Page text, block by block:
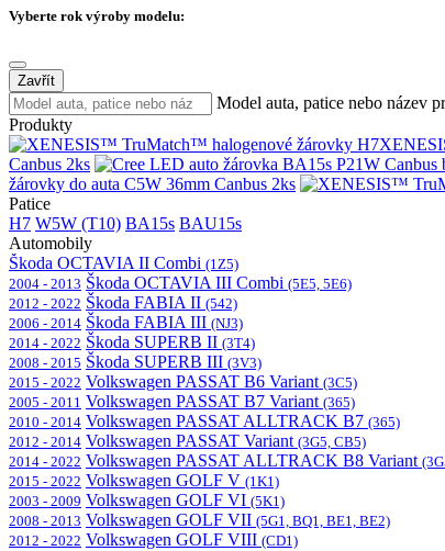
Vyberte rok výroby modelu:
Zavřít
Model auta, patice nebo název
Produkty
Canbus 2ks
žárovky do auta C5W 36mm Canbus 2ks
Patice
H7 W5W (T10) BA15s BAU15s
Automobily
Škoda OCTAVIA II Combi (1Z5)
2004 - 2013 Škoda OCTAVIA III Combi (5E5, 5E6)
2012 - 2022 Škoda FABIA II (542)
2006 - 2014 Škoda FABIA III (NJ3)
2014 - 2022 Škoda SUPERB II (3T4)
2008 - 2015 Škoda SUPERB III (3V3)
2015 - 2022 Volkswagen PASSAT B6 Variant (3C5)
2005 - 2011 Volkswagen PASSAT B7 Variant (365)
2010 - 2014 Volkswagen PASSAT ALLTRACK B7 (365)
2012 - 2014 Volkswagen PASSAT Variant (3G5, CB5)
2014 - 2022 Volkswagen PASSAT ALLTRACK B8 Variant
2015 - 2022 Volkswagen GOLF V (1K1)
2003 - 2009 Volkswagen GOLF VI (5K1)
2008 - 2013 Volkswagen GOLF VII (5G1, BQ1, BE1, BE2)
2012 - 2022 Volkswagen GOLF VIII (CD1)